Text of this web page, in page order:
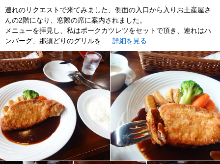
連れのリクエストで来てみました、側面の入口から入りお土産屋さ
んの2階になり、窓際の席に案内されました。
メニューを拝見し、私はポークカツレツをセットで頂き、連れはハ
ンバーグ、那須どりのグリルを...
詳細を見る